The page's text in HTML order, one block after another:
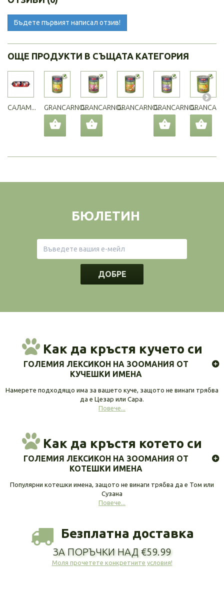
Бъдете първият написал отзив!
ОЩЕ ПРОДУКТИ В СЪЩАТА КАТЕГОРИЯ
САЛАМ... GRANCARNO...GRANCARNO...GRANCARNO...GRANCARNO...
БЮЛЕТИН
ДОБРЕ
Как да кръстя кучето си
ГОЛЕМИЯ ЛЕКСИКОН НА ЗООМАНИЯ ОТ
КУЧЕШКИ ИМЕНА
Намерете подходящо има за вашето куче, защото не винаги трябва
да е Цезар или Сара.
Повече...
Как да кръстя котето си
ГОЛЕМИЯ ЛЕКСИКОН НА ЗООМАНИЯ ОТ
КОТЕШКИ ИМЕНА
Популярни котешки имена, защото не винаги трябва да е Том или
Сузана
Повече...
Безплатна доставка
ЗА ПОРЪЧКИ НАД €59.99
Моля прочетете конкретните условия!